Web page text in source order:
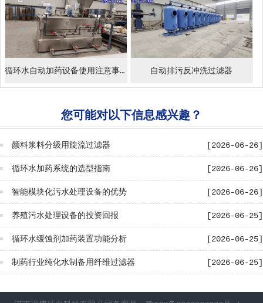
循环水自动加药设备使用注意事项 自动排污反冲洗过滤器
您可能对以下信息感兴趣？
[2026-06-26]
颜料浆料分级用旋流过滤器
[2026-06-26]
循环水加药系统的选型指南
[2026-06-26]
智能模块化污水处理设备的优势
[2026-06-25]
养殖污水处理设备的投资回报
[2026-06-25]
循环水缓蚀剂加药装置功能分析
[2026-06-25]
制药行业纯化水制备用纤维过滤器